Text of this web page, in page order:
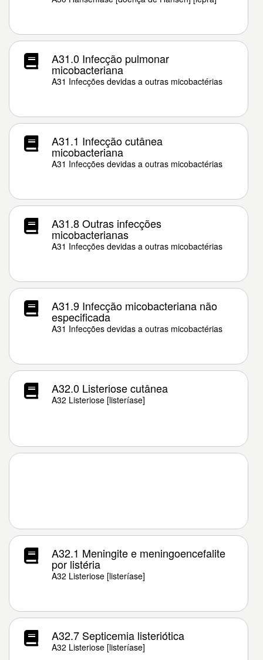
A31.0 Infecção pulmonar
micobacteriana
A31 Infecções devidas a outras micobactérias
A31.1 Infecção cutânea
micobacteriana
A31 Infecções devidas a outras micobactérias
A31.8 Outras infecções
micobacterianas
A31 Infecções devidas a outras micobactérias
A31.9 Infecção micobacteriana não
especificada
A31 Infecções devidas a outras micobactérias
A32.0 Listeriose cutânea
A32 Listeriose [listeríase]
A32.1 Meningite e meningoencefalite
por listéria
A32 Listeriose [listeríase]
A32.7 Septicemia listeriótica
A32 Listeriose [listeríase]